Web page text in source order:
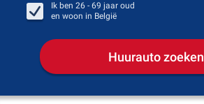
Ik ben 26 - 69 jaar oud
en woon in België
Huurauto zoeken